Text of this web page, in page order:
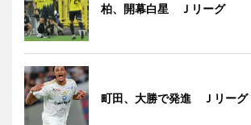
柏、開幕白星 Ｊリーグ
町田、大勝で発進 Ｊリーグ